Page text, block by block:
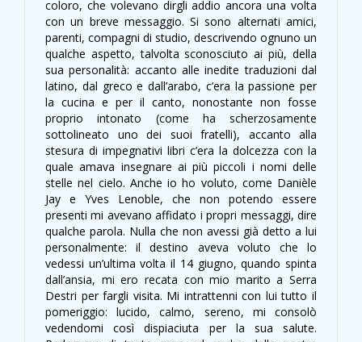
coloro, che volevano dirgli addio ancora una volta
con un breve messaggio. Si sono alternati amici,
parenti, compagni di studio, descrivendo ognuno un
qualche aspetto, talvolta sconosciuto ai più, della
sua personalità: accanto alle inedite traduzioni dal
latino, dal greco e dall’arabo, c’era la passione per
la cucina e per il canto, nonostante non fosse
proprio intonato (come ha scherzosamente
sottolineato uno dei suoi fratelli), accanto alla
stesura di impegnativi libri c’era la dolcezza con la
quale amava insegnare ai più piccoli i nomi delle
stelle nel cielo. Anche io ho voluto, come Danièle
Jay e Yves Lenoble, che non potendo essere
presenti mi avevano affidato i propri messaggi, dire
qualche parola. Nulla che non avessi già detto a lui
personalmente: il destino aveva voluto che lo
vedessi un’ultima volta il 14 giugno, quando spinta
dall’ansia, mi ero recata con mio marito a Serra
Destri per fargli visita. Mi intrattenni con lui tutto il
pomeriggio: lucido, calmo, sereno, mi consolò
vedendomi così dispiaciuta per la sua salute.